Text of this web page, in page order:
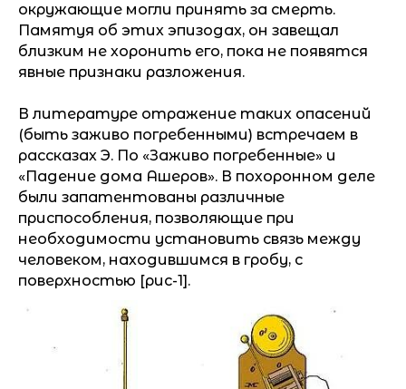
окружающие могли принять за смерть.
Памятуя об этих эпизодах, он завещал
близким не хоронить его, пока не появятся
явные признаки разложения.
В литературе отражение таких опасений
(быть заживо погребенными) встречаем в
рассказах Э. По «Заживо погребенные» и
«Падение дома Ашеров». В похоронном деле
были запатентованы различные
приспособления, позволяющие при
необходимости установить связь между
человеком, находившимся в гробу, с
поверхностью [рис-1].